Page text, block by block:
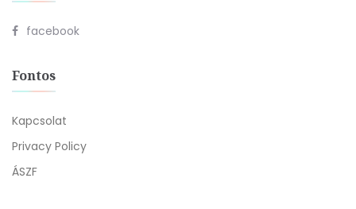
facebook
Fontos
Kapcsolat
Privacy Policy
ÁSZF